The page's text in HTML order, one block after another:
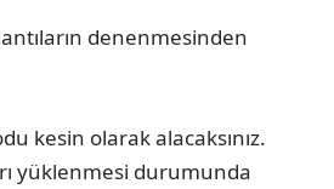
denenmesinden
kesin olarak alacaksınız.
yüklenmesi durumunda